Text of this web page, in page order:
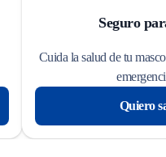
Seguro
Cuida la salud de tu
Quiero